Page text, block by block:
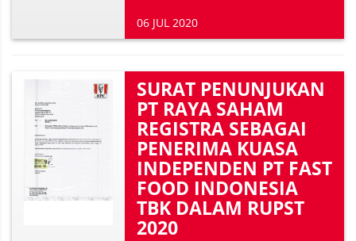
06 JUL 2020
SURAT PENUNJUKAN
PT RAYA SAHAM
REGISTRA SEBAGAI
PENERIMA KUASA
INDEPENDEN PT FAST
FOOD INDONESIA
TBK DALAM RUPST
2020